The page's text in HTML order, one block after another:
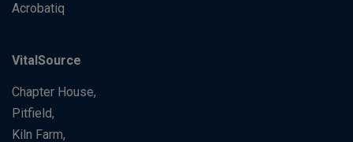
Acrobatiq
VitalSource
Chapter House,
Pitfield,
Kiln Farm,